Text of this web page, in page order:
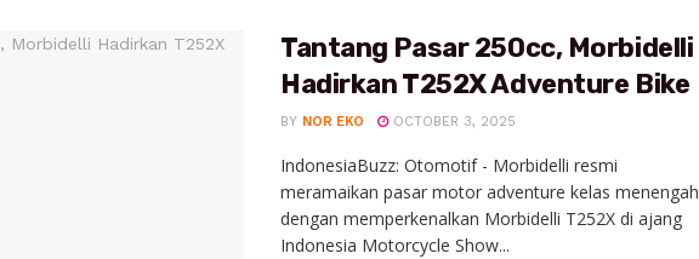
Tantang Pasar 250cc, Morbidelli
Hadirkan T252X Adventure Bike
BY NOR EKO OCTOBER 3, 2025
IndonesiaBuzz: Otomotif - Morbidelli resmi
meramaikan pasar motor adventure kelas menengah
dengan memperkenalkan Morbidelli T252X di ajang
Indonesia Motorcycle Show...